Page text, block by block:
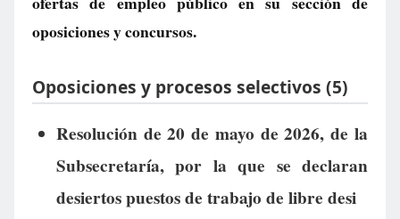
oposiciones y concursos.
Oposiciones y procesos selectivos (5)
Resolución de 20 de mayo de 2026, de la
Subsecretaría, por la que se declaran
desiertos puestos de trabajo de libre desi